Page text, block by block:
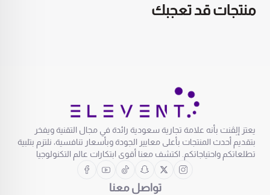
منتجات قد تعجبك
يعتز إلِڤنت بأنه علامة تجارية سعودية رائدة في مجال التقنية ويفخر
بتقديم أحدث المنتجات بأعلى معايير الجودة وبأسعار تنافسية، نلتزم بتلبية
تطلعاتكم واحتياجاتكم. اكتشف معنا أقوى ابتكارات عالم التكنولوجيا
تواصل معنا